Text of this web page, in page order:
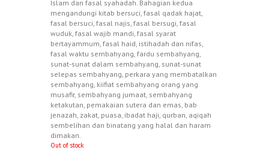
Islam dan fasal syahadah. Bahagian kedua
mengandungi kitab bersuci, fasal qadak hajat,
fasal bersuci, fasal najis, fasal bersugi, fasal
wuduk, fasal wajib mandi, fasal syarat
bertayammum, fasal haid, istihadah dan nifas,
fasal waktu sembahyang, fardu sembahyang,
sunat-sunat dalam sembahyang, sunat-sunat
selepas sembahyang, perkara yang membatalkan
sembahyang, kiifiat sembahyang orang yang
musafir, sembahyang jumaat, sembahyang
ketakutan, pemakaian sutera dan emas, bab
jenazah, zakat, puasa, ibadat haji, qurban, aqiqah
sembelihan dan binatang yang halal dan haram
dimakan.
Out of stock